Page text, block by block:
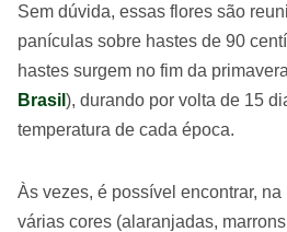
Sem dúvida, essas flores são
panículas sobre hastes de 90
hastes surgem no fim da
Brasil ), durando por volta de 15
temperatura de cada época.
Às vezes, é possível encontrar,
várias cores (alaranjadas,